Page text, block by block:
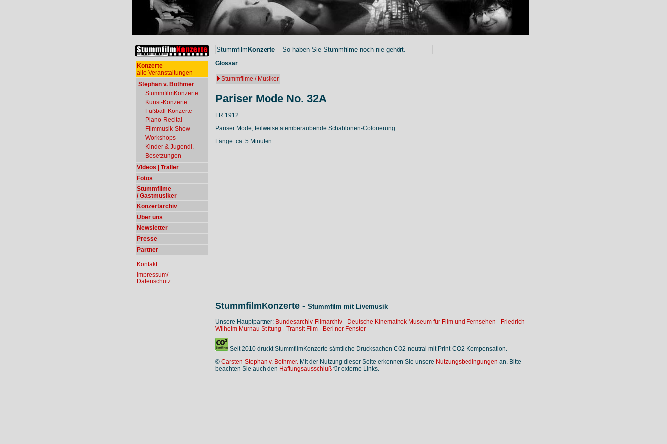
Konzerte
alle Veranstaltungen
Stephan v. Bothmer
StummfilmKonzerte
Kunst-Konzerte
Fußball-Konzerte
Piano-Recital
Filmmusik-Show
Workshops
Kinder & Jugendl.
Besetzungen
Videos | Trailer
Fotos
Stummfilme
/ Gastmusiker
Konzertarchiv
Über uns
Newsletter
Presse
Partner
Kontakt
Impressum/
Datenschutz
Stummfilm Konzerte – So haben Sie Stummfilme noch nie gehört.
Glossar
Stummfilme / Musiker
Pariser Mode No. 32A
FR 1912
Pariser Mode, teilweise atemberaubende Schablonen-Colorierung.
Länge: ca. 5 Minuten
StummfilmKonzerte - Stummfilm mit Livemusik
Unsere Hauptpartner: Bundesarchiv-Filmarchiv - Deutsche Kinemathek Museum für Film und Fernsehen - Friedrich
Wilhelm Murnau Stiftung - Transit Film - Berliner Fenster
Seit 2010 druckt StummfilmKonzerte sämtliche Drucksachen CO2-neutral mit Print-CO2-Kompensation.
© Carsten-Stephan v. Bothmer. Mit der Nutzung dieser Seite erkennen Sie unsere Nutzungsbedingungen an. Bitte
beachten Sie auch den Haftungsausschluß für externe Links.